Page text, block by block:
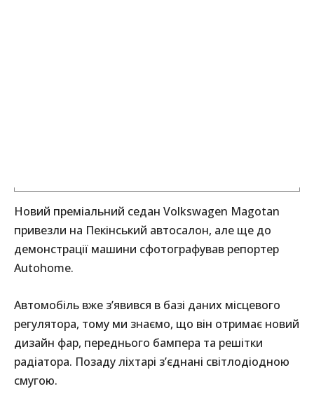
Новий преміальний седан Volkswagen Magotan
привезли на Пекінський автосалон, але ще до
демонстрації машини сфотографував репортер
Autohome.
Автомобіль вже з’явився в базі даних місцевого
регулятора, тому ми знаємо, що він отримає новий
дизайн фар, переднього бампера та решітки
радіатора. Позаду ліхтарі з’єднані світлодіодною
смугою.